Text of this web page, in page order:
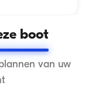
boot
van uw